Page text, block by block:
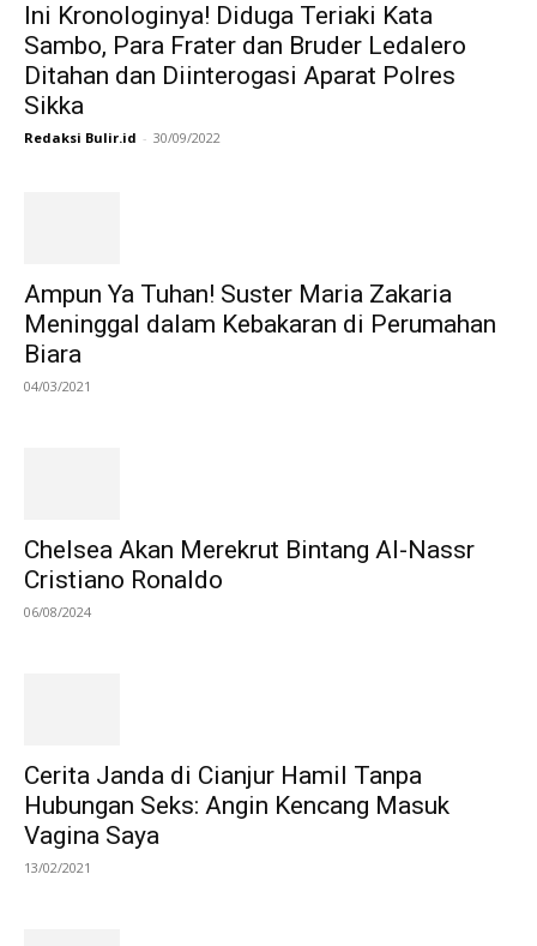
Ini Kronologinya! Diduga Teriaki Kata
Sambo, Para Frater dan Bruder Ledalero
Ditahan dan Diinterogasi Aparat Polres
Sikka
Redaksi Bulir.id - 30/09/2022
Ampun Ya Tuhan! Suster Maria Zakaria
Meninggal dalam Kebakaran di Perumahan
Biara
04/03/2021
Chelsea Akan Merekrut Bintang Al-Nassr
Cristiano Ronaldo
06/08/2024
Cerita Janda di Cianjur Hamil Tanpa
Hubungan Seks: Angin Kencang Masuk
Vagina Saya
13/02/2021